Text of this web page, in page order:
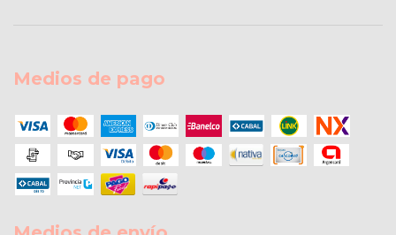
Medios de pago